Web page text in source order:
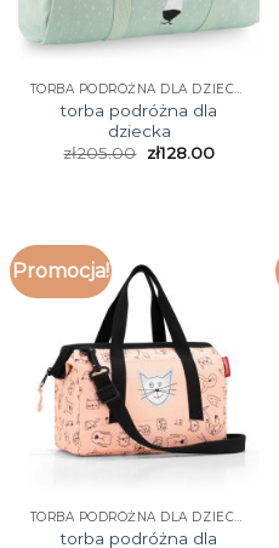
TORBA PODRÓŻNA DLA DZIECKA
torba podróżna dla
dziecka
zł205.00 zł128.00
Promocja!
TORBA PODRÓŻNA DLA DZIECKA
torba podróżna dla